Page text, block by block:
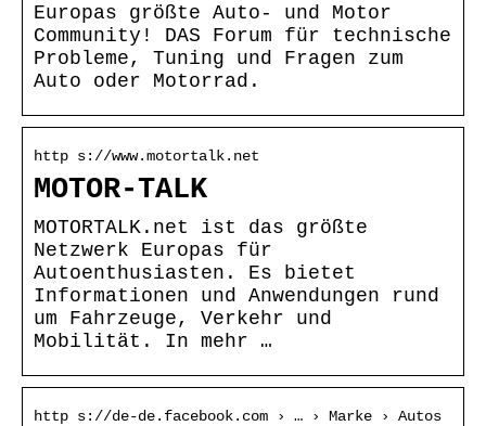
Europas größte Auto- und Motor
Community! DAS Forum für technische
Probleme, Tuning und Fragen zum
Auto oder Motorrad.
http s://www.motortalk.net
MOTOR-TALK
MOTORTALK.net ist das größte
Netzwerk Europas für
Autoenthusiasten. Es bietet
Informationen und Anwendungen rund
um Fahrzeuge, Verkehr und
Mobilität. In mehr …
http s://de-de.facebook.com › … › Marke › Autos